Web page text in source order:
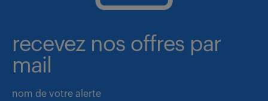
recevez nos offres par
mail
nom de votre alerte